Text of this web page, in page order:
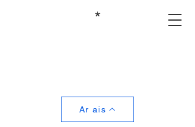
*
Ar ais